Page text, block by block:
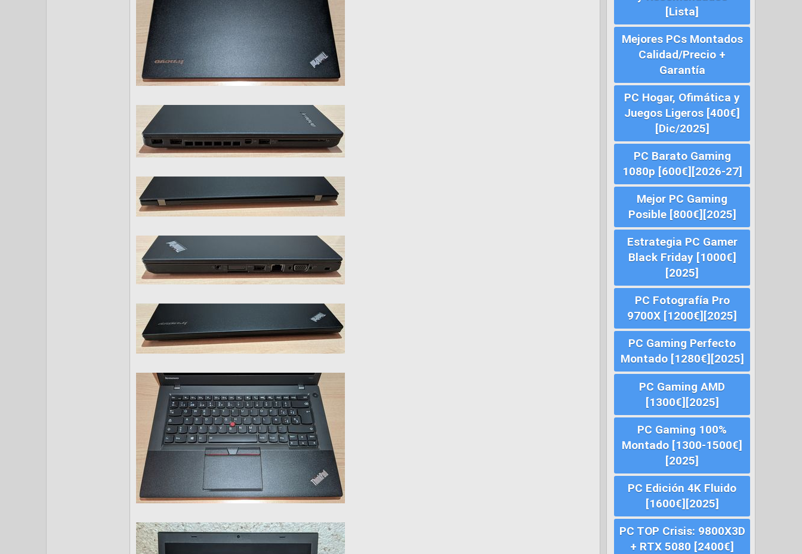
[Lista]
Mejores PCs Montados
Calidad/Precio +
Garantía
PC Hogar, Ofimática y
Juegos Ligeros [400€]
[Dic/2025]
PC Barato Gaming
1080p [600€][2026-27]
Mejor PC Gaming
Posible [800€][2025]
Estrategia PC Gamer
Black Friday [1000€]
[2025]
PC Fotografía Pro
9700X [1200€][2025]
PC Gaming Perfecto
Montado [1280€][2025]
PC Gaming AMD
[1300€][2025]
PC Gaming 100%
Montado [1300-1500€]
[2025]
PC Edición 4K Fluido
[1600€][2025]
PC TOP Crisis: 9800X3D
+ RTX 5080 [2400€]